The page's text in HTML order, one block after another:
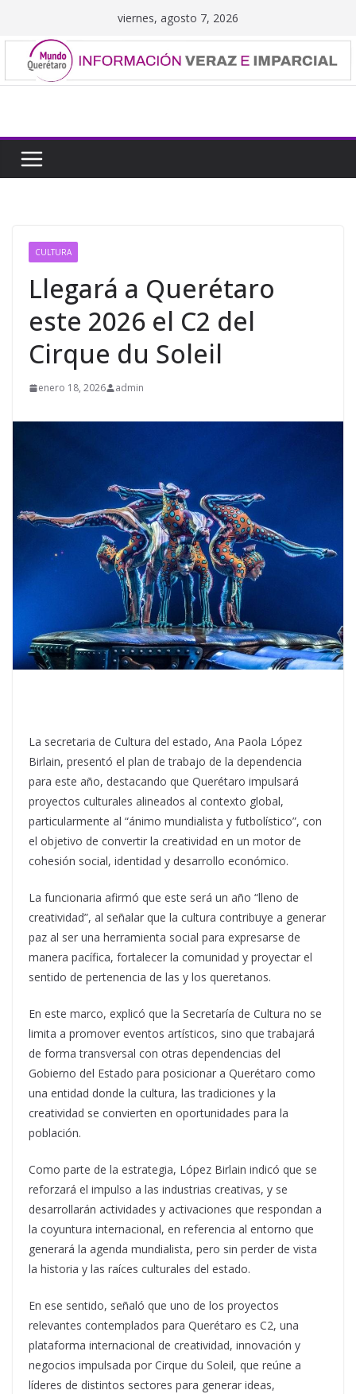
contenido
viernes, agosto 7, 2026
CULTURA
Llegará a Querétaro
este 2026 el C2 del
Cirque du Soleil
enero 18, 2026 admin
La secretaria de Cultura del estado, Ana Paola López
Birlain, presentó el plan de trabajo de la dependencia
para este año, destacando que Querétaro impulsará
proyectos culturales alineados al contexto global,
particularmente al “ánimo mundialista y futbolístico”, con
el objetivo de convertir la creatividad en un motor de
cohesión social, identidad y desarrollo económico.
La funcionaria afirmó que este será un año “lleno de
creatividad”, al señalar que la cultura contribuye a generar
paz al ser una herramienta social para expresarse de
manera pacífica, fortalecer la comunidad y proyectar el
sentido de pertenencia de las y los queretanos.
En este marco, explicó que la Secretaría de Cultura no se
limita a promover eventos artísticos, sino que trabajará
de forma transversal con otras dependencias del
Gobierno del Estado para posicionar a Querétaro como
una entidad donde la cultura, las tradiciones y la
creatividad se convierten en oportunidades para la
población.
Como parte de la estrategia, López Birlain indicó que se
reforzará el impulso a las industrias creativas, y se
desarrollarán actividades y activaciones que respondan a
la coyuntura internacional, en referencia al entorno que
generará la agenda mundialista, pero sin perder de vista
la historia y las raíces culturales del estado.
En ese sentido, señaló que uno de los proyectos
relevantes contemplados para Querétaro es C2, una
plataforma internacional de creatividad, innovación y
negocios impulsada por Cirque du Soleil, que reúne a
líderes de distintos sectores para generar ideas,